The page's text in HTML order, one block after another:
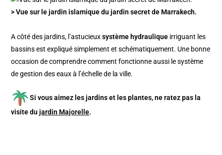
> Vue sur le jardin islamique du jardin secret de Marrakech.
A côté des jardins, l’astucieuxsystème hydraulique irriguant les
bassins est expliqué simplement et schématiquement. Une bonne
occasion de comprendre comment fonctionne aussi le système
de gestion des eaux à l’échelle de la ville.
Si vous aimez les jardins et les plantes, ne ratez pas la
visite dujardin Majorelle.